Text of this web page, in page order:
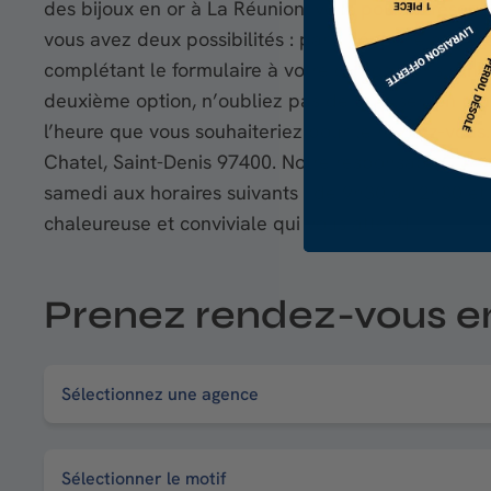
des bijoux en or à La Réunion, vous pouvez
vous avez deux possibilités : par téléphone au +
complétant le formulaire à votre disposition sur
deuxième option, n’oubliez pas de préciser, en
l’heure que vous souhaiteriez pour le rendez-
Chatel, Saint-Denis 97400. Notre responsable
samedi aux horaires suivants : de 9h30 à 12h30
chaleureuse et conviviale qui vous attend !
Prenez rendez-vous